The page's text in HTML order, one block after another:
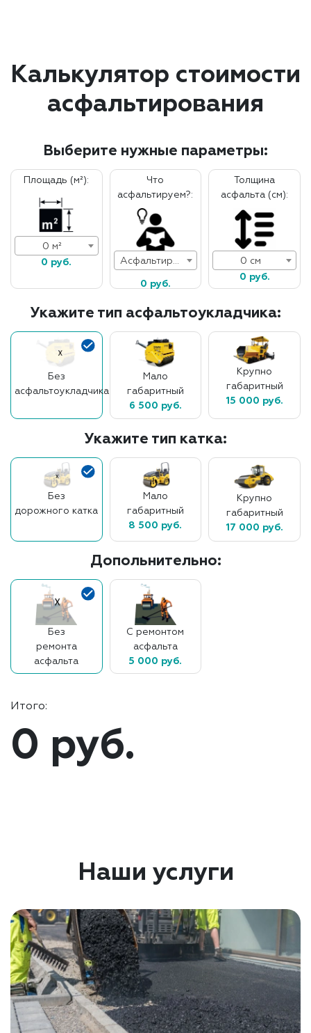
Калькулятор стоимости
асфальтирования
Выберите нужные параметры:
Площадь (м²):
0 м²
0 руб.
Что
асфальтируем?:
0 руб.
Толщина
асфальта (см):
0 см
0 руб.
Укажите тип асфальтоукладчика:
Без
асфальтоукладчика
Мало
габаритный
6 500 руб.
Крупно
габаритный
15 000 руб.
Укажите тип катка:
Без
дорожного катка
Мало
габаритный
8 500 руб.
Крупно
габаритный
17 000 руб.
Допольнительно:
Без
ремонта
асфальта
С ремонтом
асфальта
5 000 руб.
Итого:
0 руб.
Наши услуги